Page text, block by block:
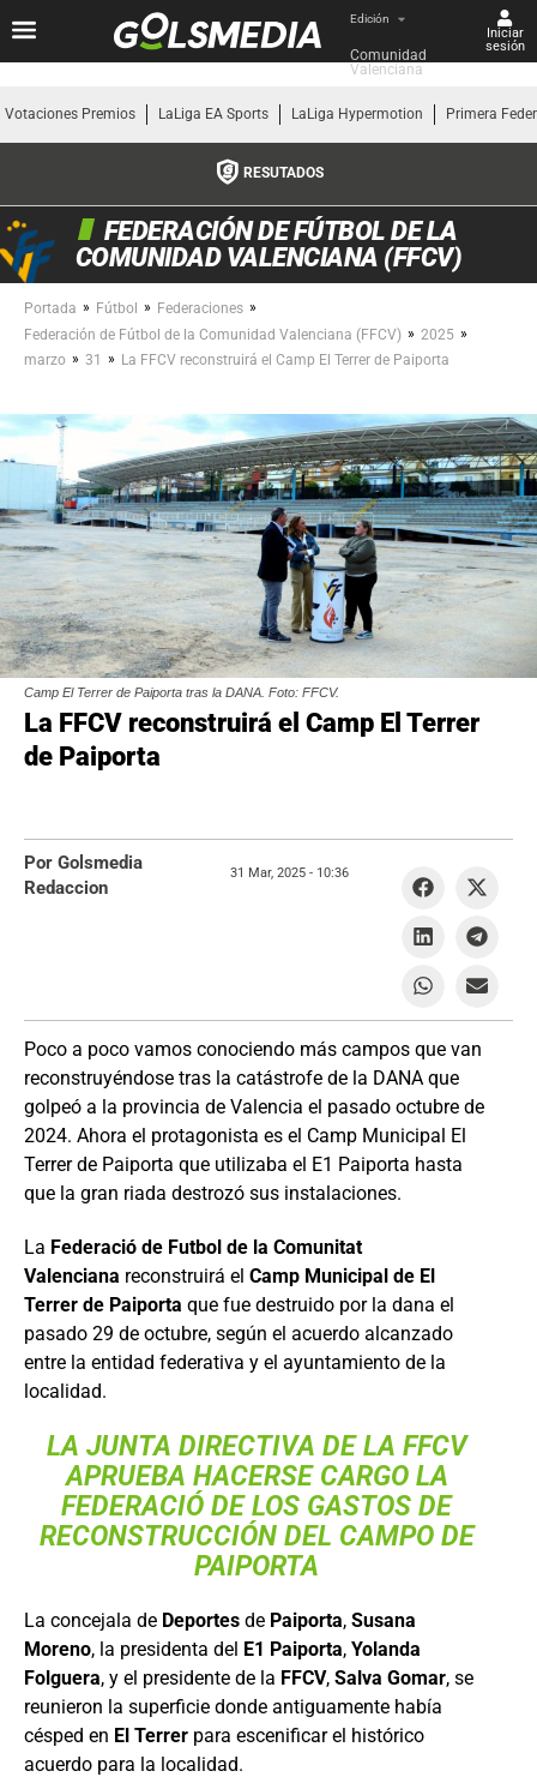
Edición
Comunidad
Valenciana
Iniciar
sesión
Votaciones Premios LaLiga EA Sports LaLiga Hypermotion Primera
RESUTADOS
FEDERACIÓN DE FÚTBOL DE LA
COMUNIDAD VALENCIANA (FFCV)
Portada » Fútbol » Federaciones »
Federación de Fútbol de la Comunidad Valenciana (FFCV) » 2025 »
marzo » 31 » La FFCV reconstruirá el Camp El Terrer de Paiporta
Camp El Terrer de Paiporta tras la DANA. Foto: FFCV.
La FFCV reconstruirá el Camp El Terrer
de Paiporta
Poco a poco vamos conociendo más campos que van
reconstruyéndose tras la catástrofe de la DANA que
golpeó a la provincia de Valencia el pasado octubre de
2024. Ahora el protagonista es el Camp Municipal El
Terrer de Paiporta que utilizaba el E1 Paiporta hasta
que la gran riada destrozó sus instalaciones.
La Federació de Futbol de la Comunitat
Valenciana reconstruirá el Camp Municipal de El
Terrer de Paiporta que fue destruido por la dana el
pasado 29 de octubre, según el acuerdo alcanzado
entre la entidad federativa y el ayuntamiento de la
localidad.
LA JUNTA DIRECTIVA DE LA FFCV
APRUEBA HACERSE CARGO LA
FEDERACIÓ DE LOS GASTOS DE
RECONSTRUCCIÓN DEL CAMPO DE
PAIPORTA
La concejala de Deportes de Paiporta, Susana
Moreno, la presidenta del E1 Paiporta, Yolanda
Folguera, y el presidente de la FFCV, Salva Gomar, se
reunieron la superficie donde antiguamente había
césped en El Terrer para escenificar el histórico
acuerdo para la localidad.
Por Golsmedia
Redaccion
31 Mar, 2025 - 10:36